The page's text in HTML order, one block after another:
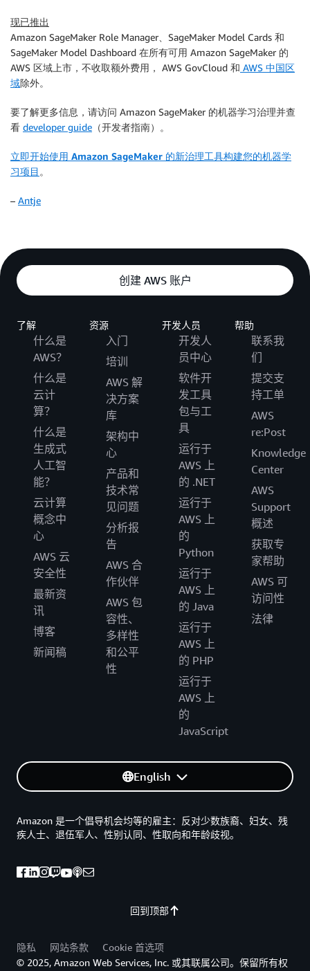
现已推出
Amazon SageMaker Role Manager、SageMaker Model Cards 和
SageMaker Model Dashboard 在所有可用 Amazon SageMaker 的
AWS 区域上市，不收取额外费用， AWS GovCloud 和 AWS 中国区
域除外。
要了解更多信息，请访问 Amazon SageMaker 的机器学习治理并查
看 developer guide （开发者指南）。
立即开始使用 Amazon SageMaker 的新治理工具构建您的机器学
习项目 。
– Antje
创建 AWS 账户
了解
什么是
AWS？
什么是
云计
算？
什么是
生成式
人工智
能？
云计算
概念中
心
AWS 云
安全性
最新资
讯
博客
新闻稿
资源
入门
培训
AWS 解
决方案
库
架构中
心
产品和
技术常
见问题
分析报
告
AWS 合
作伙伴
AWS 包
容性、
多样性
和公平
性
开发人员
开发人
员中心
软件开
发工具
包与工
具
运行于
AWS 上
的 .NET
运行于
AWS 上
的
Python
运行于
AWS 上
的 Java
运行于
AWS 上
的 PHP
运行于
AWS 上
的
JavaScript
帮助
联系我
们
提交支
持工单
AWS
re:Post
Knowledge
Center
AWS
Support
概述
获取专
家帮助
AWS 可
访问性
法律
English
回到顶部
Amazon 是一个倡导机会均等的雇主：反对少数族裔、妇女、残
疾人士、退伍军人、性别认同、性取向和年龄歧视。
隐私 网站条款
Cookie 首选项
© 2025, Amazon Web Services, Inc. 或其联属公司。保留所有权